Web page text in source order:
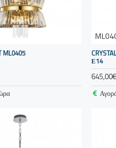
ML0405
Ε14
645,00€